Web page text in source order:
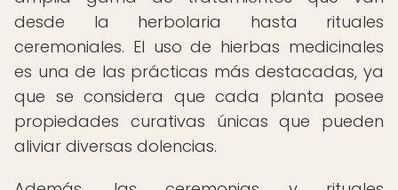
desde la herbolaria hasta rituales
ceremoniales. El uso de hierbas medicinales
es una de las prácticas más destacadas, ya
que se considera que cada planta posee
propiedades curativas únicas que pueden
aliviar diversas dolencias.